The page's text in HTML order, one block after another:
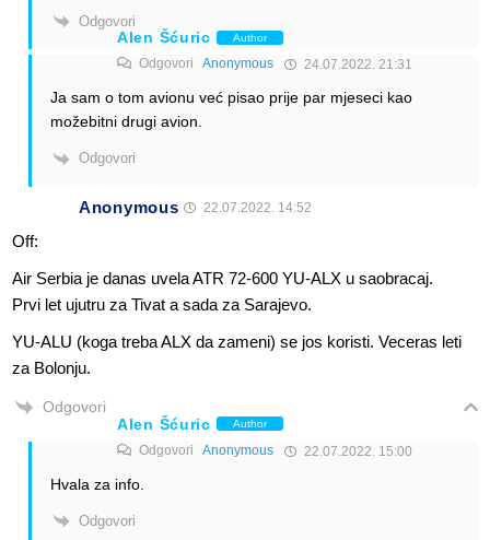
Odgovori
Alen Šćuric Author
Odgovori Anonymous 24.07.2022. 21:31
Ja sam o tom avionu već pisao prije par mjeseci kao
možebitni drugi avion.
Odgovori
Anonymous 22.07.2022. 14:52
Off:
Air Serbia je danas uvela ATR 72-600 YU-ALX u saobracaj.
Prvi let ujutru za Tivat a sada za Sarajevo.
YU-ALU (koga treba ALX da zameni) se jos koristi. Veceras leti
za Bolonju.
Odgovori
Alen Šćuric
Author
Odgovori Anonymous 22.07.2022. 15:00
Hvala za info.
Odgovori